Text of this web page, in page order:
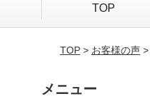
TOP
TOP> お客様の声>
メニュー